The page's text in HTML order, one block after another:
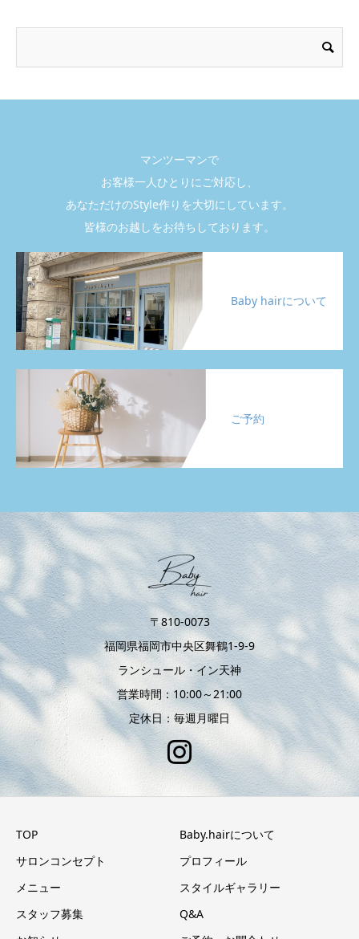
マンツーマンで
お客様一人ひとりにご対応し、
あなただけのStyle作りを大切にしています。
皆様のお越しをお待ちしております。
Baby hairについて
ご予約
〒810-0073
福岡県福岡市中央区舞鶴1-9-9
ランシュール・イン天神
営業時間：10:00～21:00
定休日：毎週月曜日
TOP
Baby.hairについて
サロンコンセプト
プロフィール
メニュー
スタイルギャラリー
スタッフ募集
Q&A